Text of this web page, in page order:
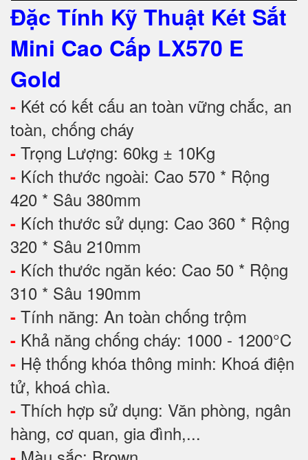
Đặc Tính Kỹ Thuật Két Sắt
Mini Cao Cấp LX570 E
Gold
- Két có kết cấu an toàn vững chắc, an
toàn, chống cháy
- Trọng Lượng: 60kg ± 10Kg
- Kích thước ngoài: Cao 570 * Rộng
420 * Sâu 380mm
- Kích thước sử dụng: Cao 360 * Rộng
320 * Sâu 210mm
- Kích thước ngăn kéo: Cao 50 * Rộng
310 * Sâu 190mm
- Tính năng: An toàn chống trộm
- Khả năng chống cháy: 1000 - 1200°C
- Hệ thống khóa thông minh: Khoá điện
tử, khoá chìa.
- Thích hợp sử dụng: Văn phòng, ngân
hàng, cơ quan, gia đình,...